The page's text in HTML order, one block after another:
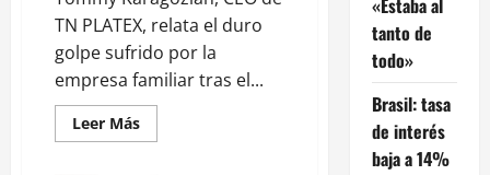
TN PLATEX, relata el duro
golpe sufrido por la
empresa familiar tras el...
Leer MásLeer
más
tanto de
todo»
Brasil: tasa
de interés
baja a 14%